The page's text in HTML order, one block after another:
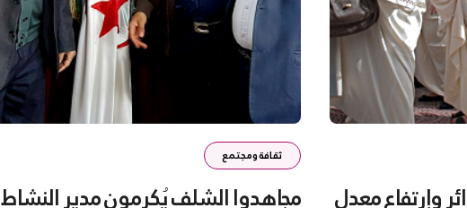
وإرتفاع معدل
ثقافة ومجتمع
مجاهدوا الشلف يُكرمون مدير النشاط